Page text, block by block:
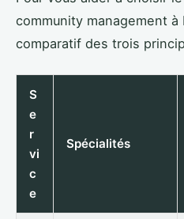
community management
comparatif des trois
S
e
r
vi
c
e
Spécialités